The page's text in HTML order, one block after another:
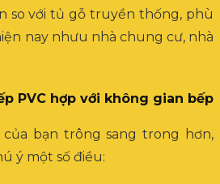
so với tủ gỗ truyền thống, phù
nay nhưu nhà chung cư, nhà
PVC hợp với không gian bếp
bạn trông sang trong hơn,
ý một số điều: